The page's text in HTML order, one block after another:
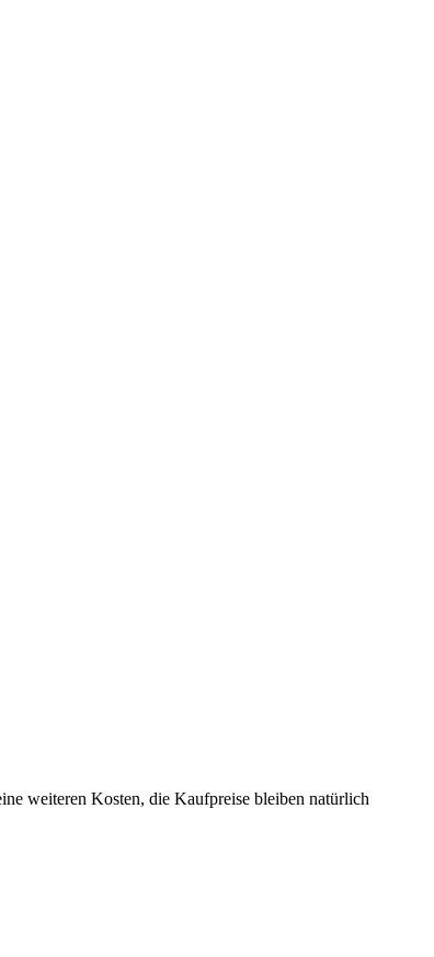
weiteren Kosten, die Kaufpreise bleiben natürlich